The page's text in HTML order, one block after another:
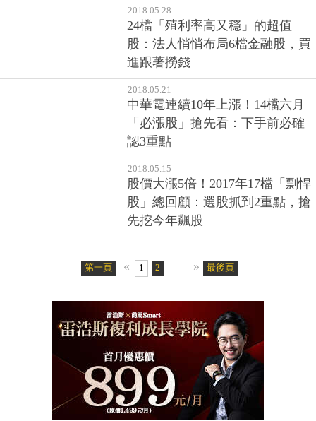
2018.05.28
24檔「殖利率高又穩」的超值
股：法人悄悄布局6檔金融股，買
進跟著撈錢
2018.05.21
中華電連續10年上漲！14檔六月
「必漲股」搶先看：下手前必確
認3重點
2018.05.15
股價大漲5倍！2017年17檔「剽悍
股」總回顧：選股抓到2重點，搶
先挖今年飆股
第一頁 « 1 2 » 最後頁